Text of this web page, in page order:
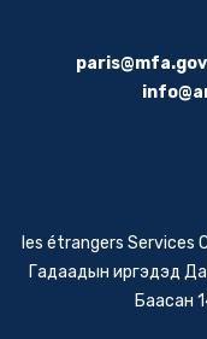
les étrangers Services
Гадаадын иргэдэд
Баасан